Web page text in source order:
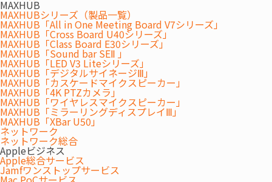
MAXHUB
MAXHUBシリーズ（製品一覧）
MAXHUB「All in One Meeting Board V7シリーズ」
MAXHUB「Cross Board U40シリーズ」
MAXHUB「Class Board E30シリーズ」
MAXHUB「Sound bar SEⅡ 」
MAXHUB「LED V3 Liteシリーズ」
MAXHUB「デジタルサイネージⅢ」
MAXHUB「カスケードマイクスピーカー」
MAXHUB「4K PTZカメラ」
MAXHUB「ワイヤレスマイクスピーカー」
MAXHUB「ミラーリングディスプレイⅢ」
MAXHUB「XBar U50」
ネットワーク
ネットワーク総合
Appleビジネス
Apple総合サービス
Jamfワンストップサービス
題に着目し、その解決策を中心に、今まで培った数々の経験や実
績に基づくノウハウをお伝えいたします。
このような方におすすめ
賃貸オフィス市場の変動状況についてご興味のある方
オフィスレイアウト変更、移転、増床・減床をご計画/ご検討
中の方
オフィス移転のプロジェクトマネジメント（PM）について詳
しく知りたい方